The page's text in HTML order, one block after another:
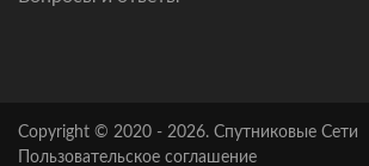
Copyright © 2020 - 2026. Спутниковые Сети
Пользовательское соглашение